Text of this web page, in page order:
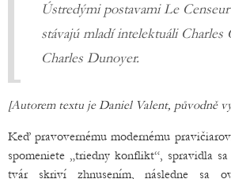
Ústredými postavami Le
stávajú mladí intelektuáli Charles
Charles Dunoyer.
[Autorem textu je Daniel Valent, původně
Keď pravovernému modernému
spomeniete „triedny konflikt“, spravidla
tvár skriví zhnusením, následne sa